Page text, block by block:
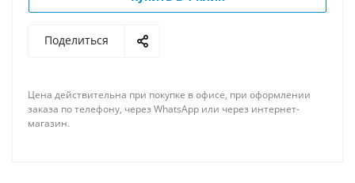
Поделиться
Цена действительна при покупке в офисе, при оформлении
заказа по телефону, через WhatsApp или через интернет-
магазин.